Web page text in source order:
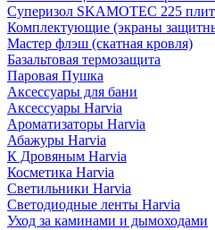
Суперизол SKAMOTEC 225
Комплектующие (экраны
Мастер флэш (скатная кровля)
Базальтовая термозащита
Паровая Пушка
Аксессуары для бани
Аксессуары Harvia
Ароматизаторы Harvia
Абажуры Harvia
К Дровяным Harvia
Косметика Harvia
Светильники Harvia
Светодиодные ленты Harvia
Уход за каминами и дымоходами